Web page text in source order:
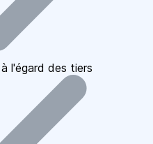
l'égard des tiers